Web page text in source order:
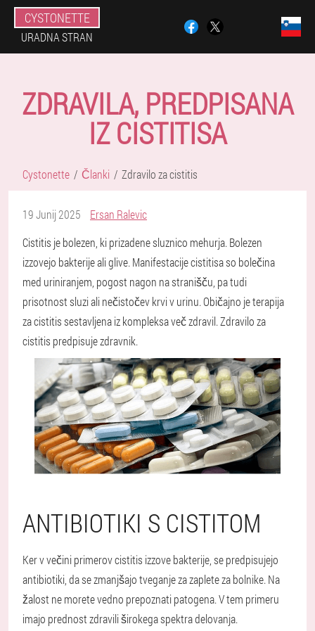
CYSTONETTE
URADNA STRAN
ZDRAVILA, PREDPISANA
IZ CISTITISA
Cystonette Članki Zdravilo za cistitis
19 Junij 2025
Ersan Ralevic
Cistitis je bolezen, ki prizadene sluznico mehurja. Bolezen
izzovejo bakterije ali glive. Manifestacije cistitisa so bolečina
med uriniranjem, pogost nagon na stranišču, pa tudi
prisotnost sluzi ali nečistočev krvi v urinu. Običajno je terapija
za cistitis sestavljena iz kompleksa več zdravil. Zdravilo za
cistitis predpisuje zdravnik.
ANTIBIOTIKI S CISTITOM
Ker v večini primerov cistitis izzove bakterije, se predpisujejo
antibiotiki, da se zmanjšajo tveganje za zaplete za bolnike. Na
žalost ne morete vedno prepoznati patogena. V tem primeru
imajo prednost zdravili širokega spektra delovanja.